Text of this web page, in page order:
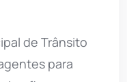
de Trânsito
para